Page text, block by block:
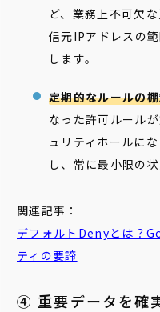
ど、業務上不可欠
信元IPアドレスの
します。
定期的なルールの
なった許可ルール
ュリティホールに
し、常に最小限の
関連記事：
デフォルトDenyとは？
ティの要諦
④ 重要データを確